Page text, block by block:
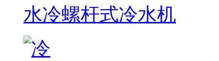
水冷螺杆式冷水机